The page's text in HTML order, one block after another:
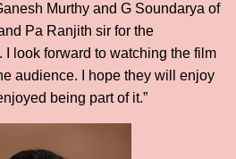
Murthy and G Soundarya of
Pa Ranjith sir for the
I look forward to watching the film
audience. I hope they will enjoy
being part of it.”